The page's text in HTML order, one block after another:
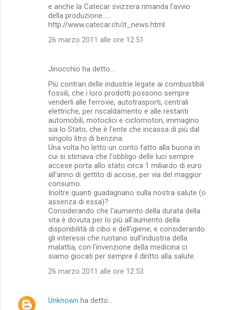
e anche la Catecar svizzera rimanda l'avvio
della produzione......
http://www.catecar.ch/it_news.html
26 marzo 2011 alle ore 12:51
Jinocchio ha detto…
Più contrari delle industrie legate ai combustibili
fossili, che i loro prodotti possono sempre
venderli alle ferrovie, autotrasporti, centrali
elettriche, per riscaldamento e alle restanti
automobili, motoclici e ciclomotori, immagino
sia lo Stato, che è l'ente che incassa di più dal
singolo litro di benzina.
Una volta ho letto un conto fatto alla buona in
cui si stimava che l'obbligo delle luci sempre
accese porta allo stato circa 1 miliardo di euro
all'anno di gettito di accise, per via del maggior
consumo.
Inoltre quanti guadagnano sulla nostra salute (o
assenza di essa)?
Considerando che l'aumento della durata della
vita è dovuta per lo più all'aumento della
disponibilità di cibo e dell'igiene, e considerando
gli interessi che ruotano sull'industria della
malattia, con l'invenzione della medicina ci
siamo giocati per sempre il diritto alla salute.
26 marzo 2011 alle ore 12:53
Unknown ha detto…